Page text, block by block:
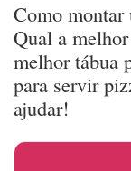
Como montar
Qual a
melhor tábua
para servir
ajudar!